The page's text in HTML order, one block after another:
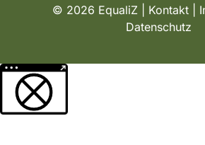
© 2026 EqualiZ | Kontakt
Datenschutz
Weitere Informationen über den gesperrten